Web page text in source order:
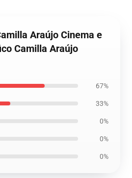
Araújo Cinema e
Camilla Araújo
67%
33%
0%
0%
0%